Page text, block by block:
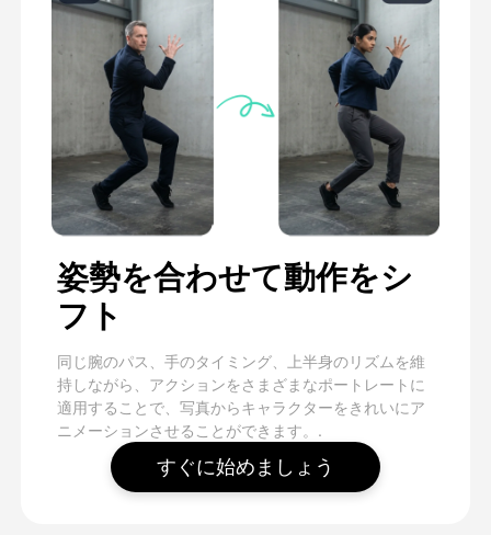
姿勢を合わせて動作をシ
フト
同じ腕のパス、手のタイミング、上半身のリズムを維
持しながら、アクションをさまざまなポートレートに
適用することで、写真からキャラクターをきれいにア
ニメーションさせることができます。.
すぐに始めましょう